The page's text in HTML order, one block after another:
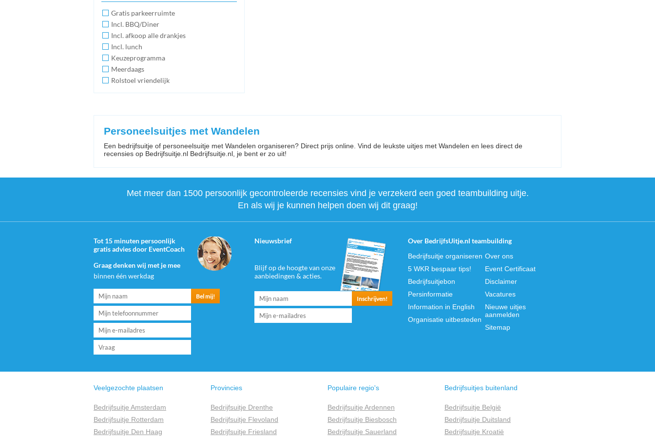
Gratis parkeerruimte
Incl. BBQ/Diner
Incl. afkoop alle drankjes
Incl. lunch
Keuzeprogramma
Meerdaags
Rolstoel vriendelijk
Personeelsuitjes met Wandelen
Een bedrijfsuitje of personeelsuitje met Wandelen organiseren? Direct prijs online. Vind de leukste uitjes met Wandelen en lees direct de
recensies op Bedrijfsuitje.nl Bedrijfsuitje.nl, je bent er zo uit!
Met meer dan 1500 persoonlijk gecontroleerde recensies vind je verzekerd een goed teambuilding uitje.
En als wij je kunnen helpen doen wij dit graag!
Tot 15 minuten persoonlijk
gratis advies door EventCoach
Graag denken wij met je mee
binnen één werkdag
Nieuwsbrief
Blijf op de hoogte van onze
aanbiedingen & acties.
Over BedrijfsUitje.nl teambuilding
Bedrijfsuitje organiseren
5 WKR bespaar tips!
Bedrijfsuitjebon
Persinformatie
Information in English
Organisatie uitbesteden
Over ons
Event Certificaat
Disclaimer
Vacatures
Nieuwe uitjes
aanmelden
Sitemap
Veelgezochte plaatsen
Bedrijfsuitje Amsterdam
Bedrijfsuitje Rotterdam
Bedrijfsuitje Den Haag
Provincies
Bedrijfsuitje Drenthe
Bedrijfsuitje Flevoland
Bedrijfsuitje Friesland
Populaire regio's
Bedrijfsuitje Ardennen
Bedrijfsuitje Biesbosch
Bedrijfsuitje Sauerland
Bedrijfsuitjes buitenland
Bedrijfsuitje België
Bedrijfsuitje Duitsland
Bedrijfsuitje Kroatië